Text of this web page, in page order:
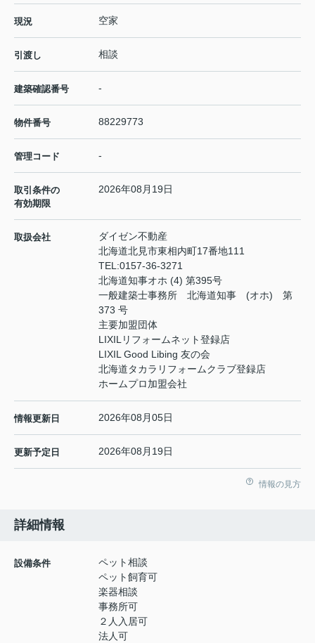
現況 空家
引渡し 相談
建築確認番号 -
物件番号 88229773
管理コード -
取引条件の
有効期限
2026年08月19日
取扱会社
ダイゼン不動産
北海道北見市東相内町17番地111
TEL:0157-36-3271
北海道知事オホ (4) 第395号
一般建築士事務所 北海道知事 (オホ) 第
373 号
主要加盟団体
LIXILリフォームネット登録店
LIXIL Good Libing 友の会
北海道タカラリフォームクラブ登録店
ホームプロ加盟会社
情報更新日 2026年08月05日
更新予定日 2026年08月19日
情報の見方
詳細情報
設備条件
ペット相談
ペット飼育可
楽器相談
事務所可
２人入居可
法人可